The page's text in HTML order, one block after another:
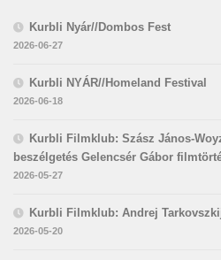
Kurbli Nyár//Dombos Fest
2026-06-27
Kurbli NYÁR//Homeland Festival
2026-06-18
Kurbli Filmklub: Szász János-
beszélgetés Gelencsér Gábor
2026-05-27
Kurbli Filmklub: Andrej
2026-05-20